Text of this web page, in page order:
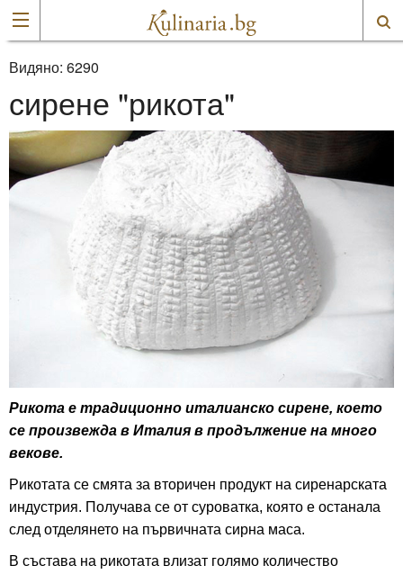
Видяно: 6290
сирене "рикота"
Рикота е традиционно италианско сирене, което
се произвежда в Италия в продължение на много
векове.
Рикотата се смята за вторичен продукт на сиренарската
индустрия. Получава се от суроватка, която е останала
след отделянето на първичната сирна маса.
В състава на рикотата влизат голямо количество